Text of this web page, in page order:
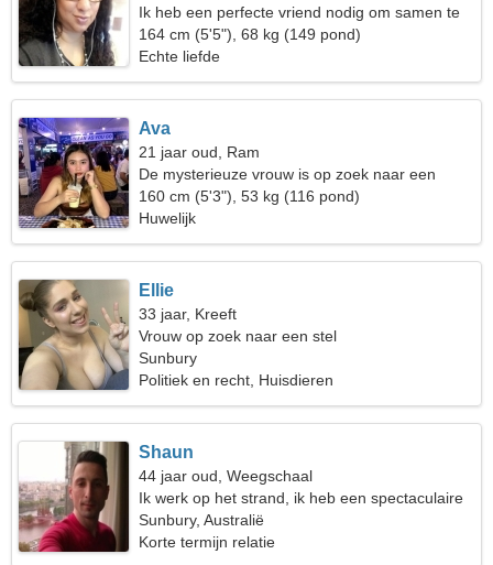
Ik heb een perfecte vriend nodig om samen te
skiën
164 cm (5'5"), 68 kg (149 pond)
Echte liefde
Ava
21 jaar oud, Ram
De mysterieuze vrouw is op zoek naar een
duurzame relatie
160 cm (5'3"), 53 kg (116 pond)
Huwelijk
Ellie
33 jaar, Kreeft
Vrouw op zoek naar een stel
Sunbury
Politiek en recht, Huisdieren
Shaun
44 jaar oud, Weegschaal
Ik werk op het strand, ik heb een spectaculaire
vrouw nodig
Sunbury, Australië
Korte termijn relatie